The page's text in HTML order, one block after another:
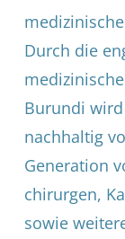
Durch die
Burundi
nachhaltig
Generation
chirurgen,
sowie